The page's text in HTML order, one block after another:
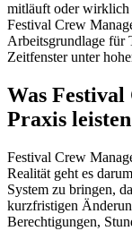
mitläuft oder wirklich
Festival Crew
Arbeitsgrundlage für
Zeitfenster unter
Was
Praxis
Festival Crew
Realität geht es
System zu bringen,
kurzfristigen
Berechtigungen,